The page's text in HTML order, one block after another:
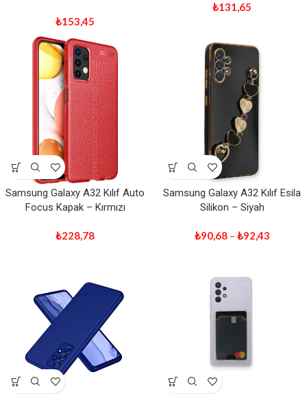
₺153,45
₺131,65
Samsung Galaxy A32 Kılıf Auto
Focus Kapak – Kırmızı
₺228,78
Samsung Galaxy A32 Kılıf Esila
Silikon – Siyah
₺90,68 – ₺92,43